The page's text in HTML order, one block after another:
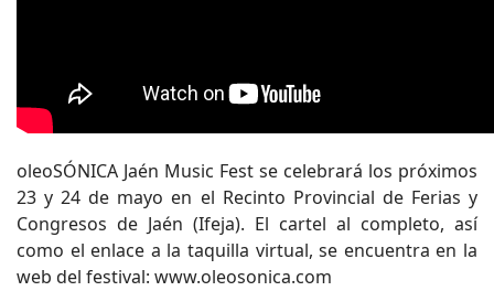
oleoSÓNICA Jaén Music Fest se celebrará los próximos
23 y 24 de mayo en el Recinto Provincial de Ferias y
Congresos de Jaén (Ifeja). El cartel al completo, así
como el enlace a la taquilla virtual, se encuentra en la
web del festival: www.oleosonica.com